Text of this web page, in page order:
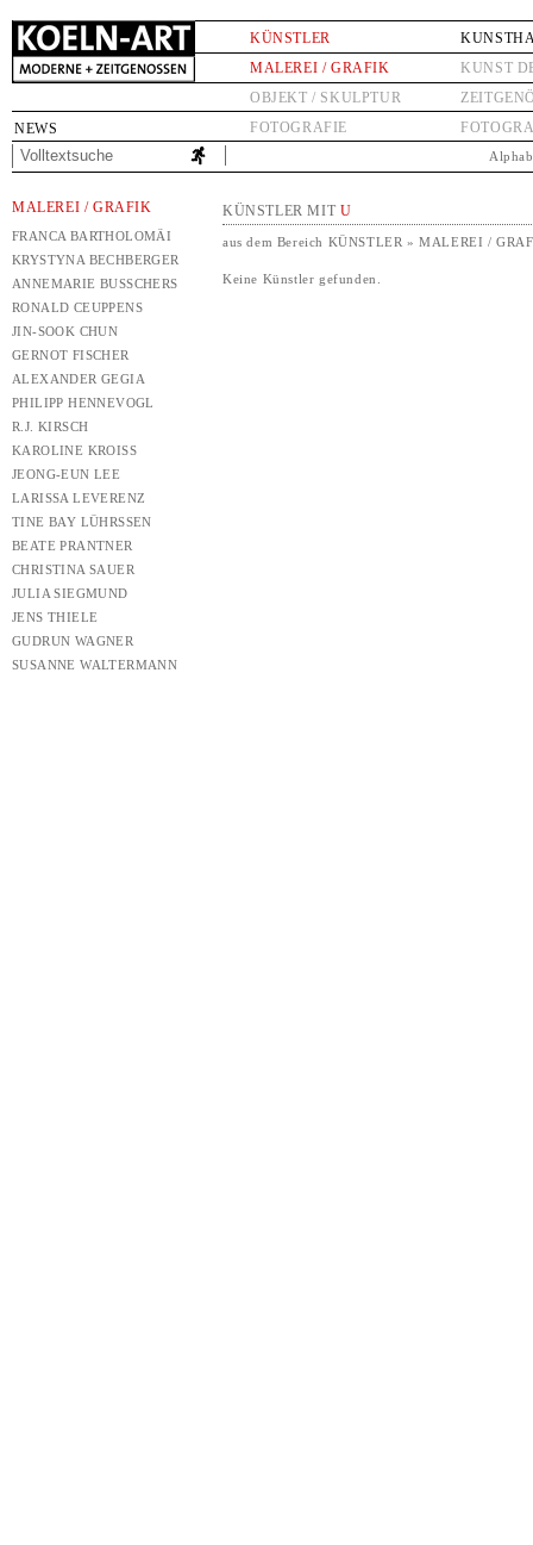
NEWS
KÜNSTLER
MALEREI / GRAFIK
OBJEKT / SKULPTUR
FOTOGRAFIE
KUNST
MALEREI / GRAFIK
FRANCA BARTHOLOMÄI
KRYSTYNA BECHBERGER
ANNEMARIE BUSSCHERS
RONALD CEUPPENS
JIN-SOOK CHUN
GERNOT FISCHER
ALEXANDER GEGIA
PHILIPP HENNEVOGL
R.J. KIRSCH
KAROLINE KROISS
JEONG-EUN LEE
LARISSA LEVERENZ
TINE BAY LÜHRSSEN
BEATE PRANTNER
CHRISTINA SAUER
JULIA SIEGMUND
JENS THIELE
GUDRUN WAGNER
SUSANNE WALTERMANN
KÜNSTLER MIT U
aus dem Bereich KÜNSTLER » MALEREI /
Keine Künstler gefunden.